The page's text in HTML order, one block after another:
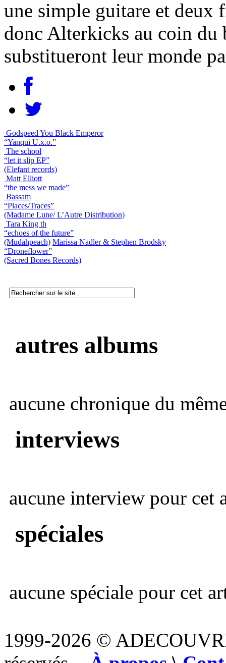
une simple guitare et deux
donc Alterkicks au coin du
substitueront leur monde
Godspeed You Black Emperor
“Yanqui U.x.o.”
The school
“let it slip EP”
(Elefant records)
Matt Elliott
“the mess we made”
Bassam
“Places/Traces”
(Madame Lune/ L’Autre Distribution)
Tara King th
“echoes of the future”
(Mudahpeach) Marissa Nadler & Stephen Brodsky
“Droneflower”
(Sacred Bones Records)
autres albums
aucune chronique du
interviews
aucune interview pour cet
spéciales
aucune spéciale pour cet
1999-2026 ©